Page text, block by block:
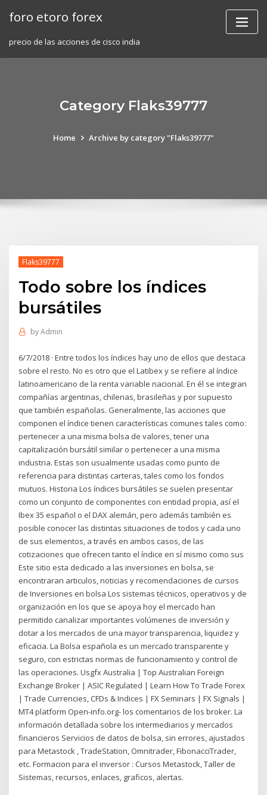
foro etoro forex
precio de las acciones de cisco india
Category Flaks39777
Home Archive by category "Flaks39777"
Flaks39777
Todo sobre los índices
bursátiles
byAdmin
6/7/2018 · Entre todos los índices hay uno de ellos que destaca
sobre el resto. No es otro que el Latibex y se refiere al índice
latinoamericano de la renta variable nacional. En él se integran
compañías argentinas, chilenas, brasileñas y por supuesto
que también españolas. Generalmente, las acciones que
componen el índice tienen características comunes tales como:
pertenecer a una misma bolsa de valores, tener una
capitalización bursátil similar o pertenecer a una misma
industria. Estas son usualmente usadas como punto de
referencia para distintas carteras, tales como los fondos
mutuos. Historia Los índices bursátiles se suelen presentar
como un conjunto de componentes con entidad propia, así el
Ibex 35 español o el DAX alemán, pero además también es
posible conocer las distintas situaciones de todos y cada uno
de sus elementos, a través en ambos casos, de las
cotizaciones que ofrecen tanto el índice en sí mismo como sus
Este sitio esta dedicado a las inversiones en bolsa, se
encontraran articulos, noticias y recomendaciones de cursos
de Inversiones en bolsa Los sistemas técnicos, operativos y de
organización en los que se apoya hoy el mercado han
permitido canalizar importantes volúmenes de inversión y
dotar a los mercados de una mayor transparencia, liquidez y
eficacia. La Bolsa española es un mercado transparente y
seguro, con estrictas normas de funcionamiento y control de
las operaciones. Usgfx Australia | Top Australian Foreign
Exchange Broker | ASIC Regulated | Learn How To Trade Forex
| Trade Currencies, CFDs & Indices | FX Seminars | FX Signals |
MT4 platform Open-info.org- los comentarios de los broker. La
información detallada sobre los intermediarios y mercados
financieros Servicios de datos de bolsa, sin errores, ajustados
para Metastock , TradeStation, Omnitrader, FibonacciTrader,
etc. Formacion para el inversor : Cursos Metastock, Taller de
Sistemas, recursos, enlaces, graficos, alertas.